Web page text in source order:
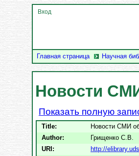
Главная страница Научная
Вход
Новости
Показать полную
Title:
Новости СМИ
Author:
Грищенко С.В.
URI:
http://